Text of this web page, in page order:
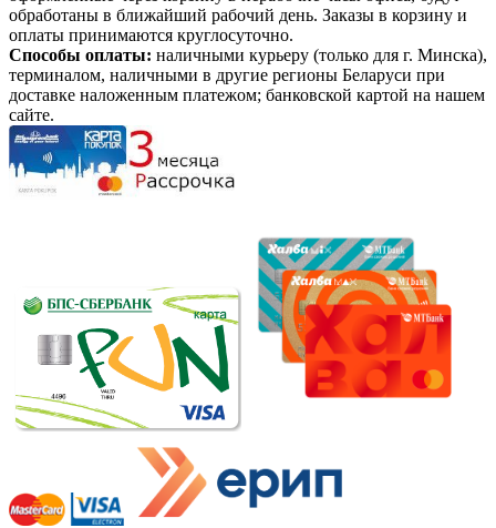
обработаны в ближайший рабочий день. Заказы в корзину и
оплаты принимаются круглосуточно.
Способы оплаты: наличными курьеру (только для г. Минска),
терминалом, наличными в другие регионы Беларуси при
доставке наложенным платежом; банковской картой на нашем
сайте.